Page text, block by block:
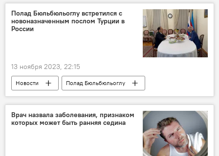
Россия
Фотографии
Соцсети Публикация
Полад Бюльбюльоглу встретился с
новоназначенным послом Турции в
России
13 ноября 2023, 22:15
Новости
Полад Бюльбюльоглу
посольство Азербайджана в России
Посольство Турции в России
Встреча
Сотрудничество
Карабах
Врач назвала заболевания, признаком
которых может быть ранняя седина